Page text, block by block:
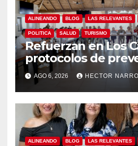
ALINEANDO BLOG LAS RELEVANTES
POLITICA SALUD TURISMO
Refuerzan en Los
protocolos de
rescate en playas
y temporada de
AGO 6, 2026 HECTOR NARRO
ALINEANDO BLOG LAS RELEVANTES